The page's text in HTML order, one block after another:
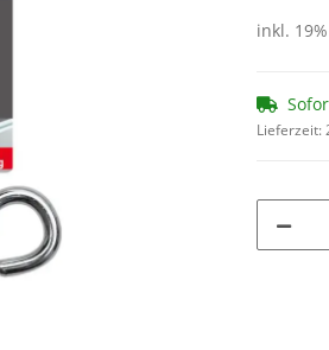
inkl.
Lieferzeit: